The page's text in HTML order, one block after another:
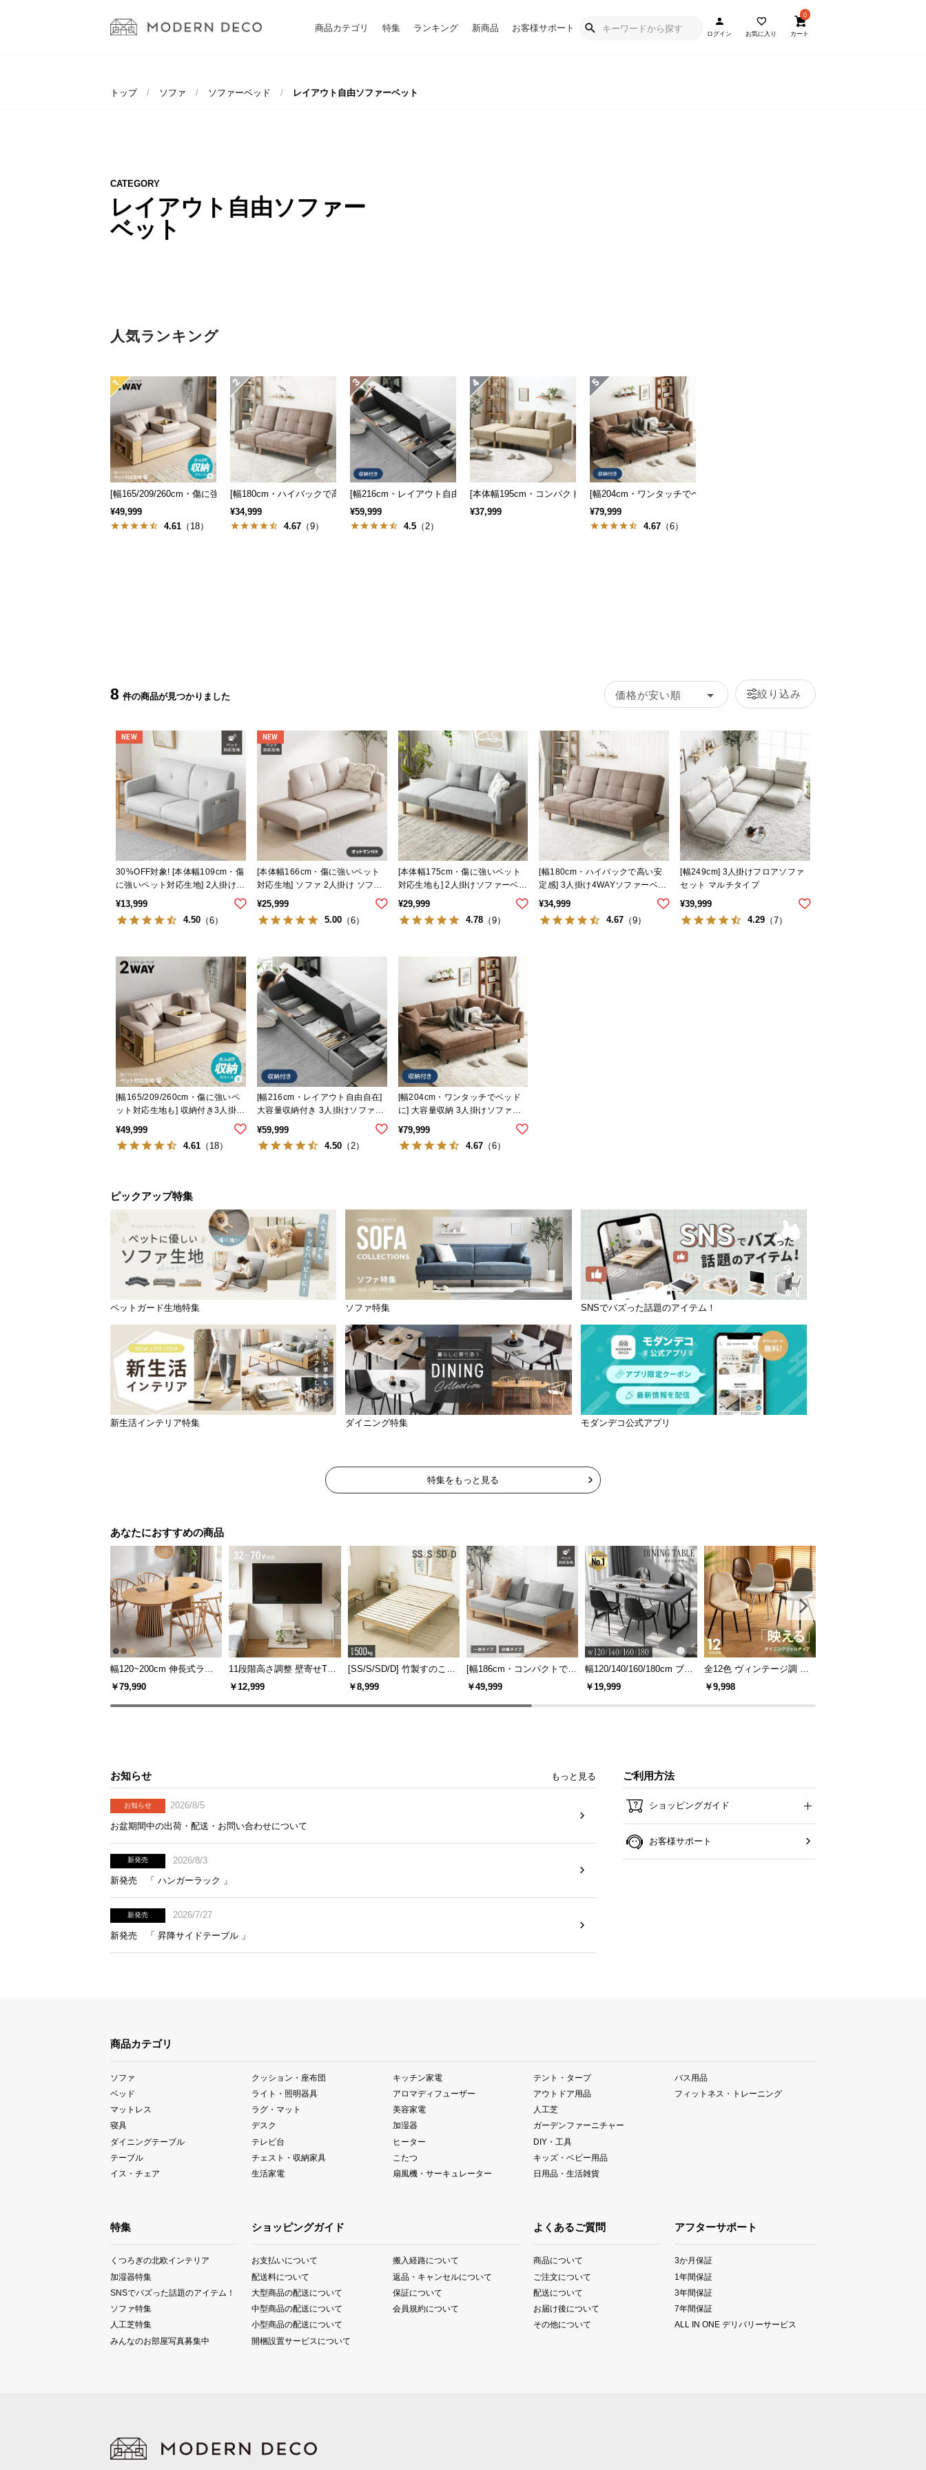
商品カテゴリ 特集 ランキング 新商品 お客様サポート
ログイン お気に入り
0
カート
トップ ソファ ソファーベッド レイアウト自由ソファーベット
CATEGORY
レイアウト自由ソファー
ベット
人気ランキング
[幅165/209/260cm・傷に強いペット対応生地も] 収納付き3人掛け多機能ソファ
¥49,999
4.61 （18）
[幅180cm・ハイバックで高い安定感] 3人掛け4WAYソファーベッド 分離可能 セパレート
¥34,999
4.67 （9）
[幅216cm・レイアウト自由自在] 大容量収納付き 3人掛けソファーベッド 便利なスツール
¥59,999
4.5 （2）
[本体幅195cm・コンパクト+広々] 2人掛けソファーベッド レイアウト自由 カウチタイプ
¥37,999
[幅204cm・ワンタッチでベッドに] 大容量収納 3人掛けソファーベッド 1P切り離し
¥79,999
4.67 （6）
8 価格が安い順 絞り込み
30%OFF対象! [本体幅109cm・傷
に強いペット対応生地] 2人掛け
コンパクトソファ ポケット付き
¥13,999
4.50 （6）
NEW
[本体幅166cm・傷に強いペット
対応生地] ソファ 2人掛け ソファ
¥25,999
5.00（6）
NEW
[本体幅175cm・傷に強いペット
対応生地も] 2人掛けソファーベッ
¥29,999
4.78（9）
[幅180cm・ハイバックで高い安
定感] 3人掛け4WAYソファーベッ
¥34,999
4.67 （9）
[幅249cm] 3人掛けフロアソファ
セット マルチタイプ
¥39,999
4.29 （7）
[幅165/209/260cm・傷に強いペ
ット対応生地も] 収納付き3人掛け
¥49,999
4.61 （18）
[幅216cm・レイアウト自由自在]
大容量収納付き 3人掛けソファー
¥59,999
4.50（2）
[幅204cm・ワンタッチでベッド
に] 大容量収納 3人掛けソファー
¥79,999
4.67（6）
ピックアップ特集
ペットガード生地特集 ソファ特集 SNSでバズった話題のアイテム！
新生活インテリア特集 ダイニング特集 モダンデコ公式アプリ
特集をもっと見る
あなたにおすすめの商品
幅120~200cm 伸長式ラウ
ンドダイニングテーブル 6
人掛け 天然木突板 美しい
格子デザイン
￥79,990
11段階高さ調整 壁寄せTV
スタンド キャスター付き
上下左右角度調節機能
￥12,999
[SS/S/SD/D] 竹製すのこベ
ッド
￥8,999
[幅186cm・コンパクトでも
広々] 3人掛けソファベッド
リクライニング 天然木フレ
ーム 北欧
￥49,999
幅120/140/160/180cm ブラ
ックフレーム ダイニング
大理石調 4人掛け
￥19,999
全12色 ヴィンテージ調 デ
ザイナーズシェルチェア
￥9,998
お知らせ もっと見る
お知らせ
2026/8/5
お盆期間中の出荷・配送・お問い合わせについて
新発売
2026/8/3
新発売 「 ハンガーラック 」
新発売
2026/7/27
新発売 「 昇降サイドテーブル 」
ご利用方法
ショッピングガイド
お客様サポート
商品カテゴリ
ソファ
ベッド
マットレス
寝具
ダイニングテーブル
テーブル
イス・チェア
クッション・座布団
ライト・照明器具
ラグ・マット
デスク
テレビ台
チェスト・収納家具
生活家電
キッチン家電
アロマディフューザー
美容家電
加湿器
ヒーター
こたつ
扇風機・サーキュレーター
テント・タープ
アウトドア用品
人工芝
ガーデンファーニチャー
DIY・工具
キッズ・ベビー用品
日用品・生活雑貨
バス用品
フィットネス・トレーニング
特集
くつろぎの北欧インテリア
加湿器特集
SNSでバズった話題のアイテム！
ソファ特集
人工芝特集
みんなのお部屋写真募集中
ショッピングガイド
お支払いについて
配送料について
大型商品の配送について
中型商品の配送について
小型商品の配送について
開梱設置サービスについて
搬入経路について
返品・キャンセルについて
保証について
会員規約について
よくあるご質問
商品について
ご注文について
配送について
お届け後について
その他について
アフターサポート
3か月保証
1年間保証
3年間保証
7年間保証
ALL IN ONE デリバリーサービス